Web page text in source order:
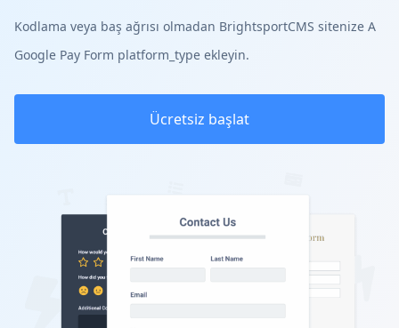
Kodlama veya baş ağrısı olmadan BrightsportCMS sitenize A
Google Pay Form platform_type ekleyin.
Ücretsiz başlat